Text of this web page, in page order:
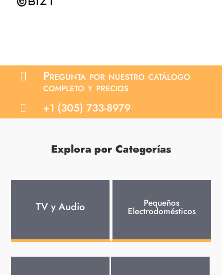
 Pregunta por nuestro catálogo
completo y precios
 +1 (305) 733-8979
Explora por Categorías
TV y Audio Pequeños
Electrodomésticos